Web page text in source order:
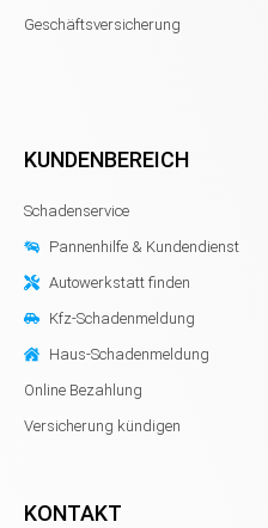
Geschäftsversicherung
KUNDENBEREICH
Schadenservice
Pannenhilfe & Kundendienst
Autowerkstatt finden
Kfz-Schadenmeldung
Haus-Schadenmeldung
Online Bezahlung
Versicherung kündigen
KONTAKT